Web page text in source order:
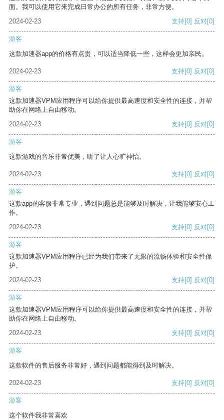
面。我可以使用它来完成日常办公的所有任务，非常方便。
2024-02-23
支持[0] 反对[0]
游客
这款加速器app的价格有点贵，可以适当降低一些，这样会更加亲民。
2024-02-23 支持[0] 反对[0]
游客
这款加速器VPM应用程序可以给你提供最高速度和安全性的连接，并帮
助你在网络上自由移动。
2024-02-23
支持[0] 反对[0]
游客
这款游戏的音乐非常优美，听了让人心旷神怡。
2024-02-23 支持[0] 反对[0]
游客
这款app的客服非常专业，遇到问题总是能够及时解决，让我能够安心工
作。
2024-02-23
支持[0] 反对[0]
游客
这款加速器VPM应用程序已经为我们带来了无限的流畅体验和安全性保
护。
2024-02-23
支持[0] 反对[0]
游客
这款加速器VPM应用程序可以给你提供最高速度和安全性的连接，并帮
助你在网络上自由移动。
2024-02-23
支持[0] 反对[0]
游客
这款软件的售后服务非常好，遇到问题都能得到及时解决。
2024-02-23 支持[0] 反对[0]
游客
这个软件我非常喜欢